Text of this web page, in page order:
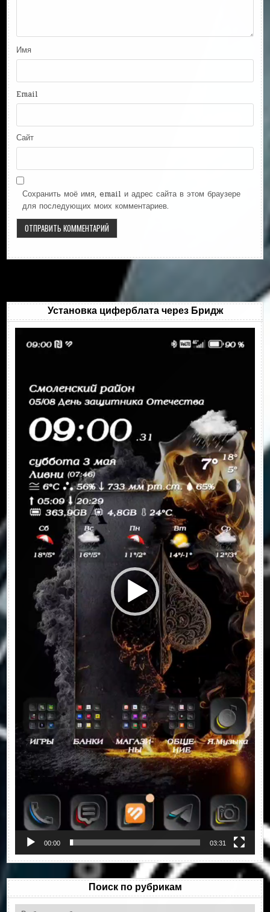
Имя
Email
Сайт
Сохранить моё имя, email и адрес сайта в этом браузере
для последующих моих комментариев.
Установка циферблата через Бридж
00:00 03:31
Поиск по рубрикам